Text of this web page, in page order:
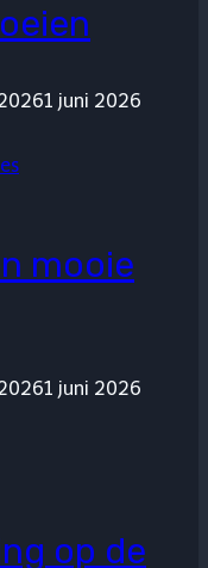
1 juni 2026
mooie
1 juni 2026
op de